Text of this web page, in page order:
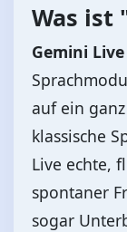
Was ist
Gemini Live
auf ein
klassische
Live echte,
spontaner
sogar